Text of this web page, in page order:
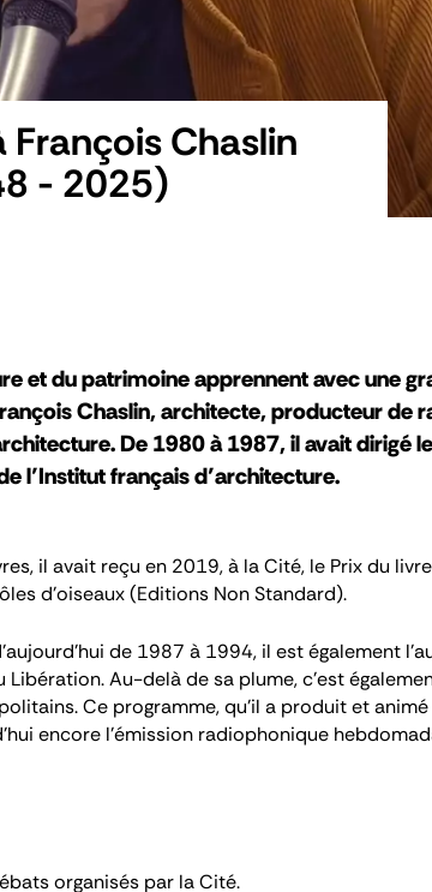
Chaslin
- 2025)
et du patrimoine apprennent avec une
Chaslin, architecte, producteur de
De 1980 à 1987, il avait dirigé
l’Institut français d’architecture.
il avait reçu en 2019, à la Cité, le Prix du
d'oiseaux(Editions Non Standard).
de 1987 à 1994, il est également
Libération. Au-delà de sa plume, c’est
. Ce programme, qu’il a produit et
encore l’émission radiophonique
organisés par la Cité.